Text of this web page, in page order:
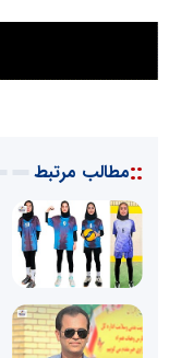
::مطالب مرتبط